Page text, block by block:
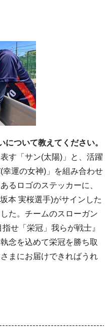
ついて教えてください。
す「サン(太陽)」と、活躍
運の女神)」を組み合わせ
るロゴのステッカーに、
本 実桜選手)がサインした
た。チームのスローガン
せ「栄冠」我らが戦士』
念を込めて栄冠を勝ち取
まにお届けできればうれ